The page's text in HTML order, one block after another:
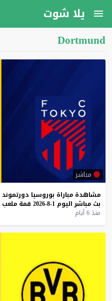
يلا شوت
Dortmund
مباشر
مشاهدة مباراة بوروسيا دورتموند
بث مباشر اليوم 1-8-2026 قمة ملعب
منذ 6 أيام